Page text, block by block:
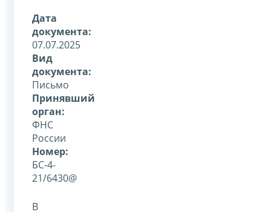
Дата
документа:
07.07.2025
Вид
документа:
Письмо
Принявший
орган:
ФНС
России
Номер:
БС-4-
21/6430@
В